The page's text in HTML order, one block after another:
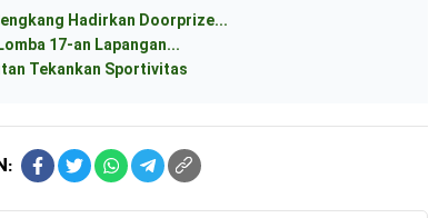
Hadirkan Doorprize...
17-an Lapangan...
Tekankan Sportivitas